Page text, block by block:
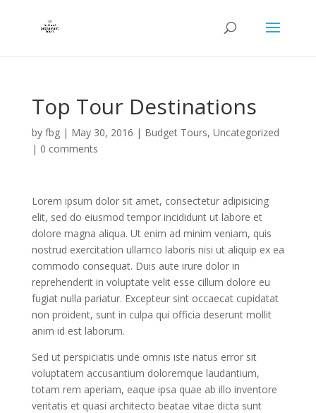
Top Tour Destinations
by fbg| May 30, 2016 | Budget Tours, Uncategorized
| 0 comments
Lorem ipsum dolor sit amet, consectetur adipisicing
elit, sed do eiusmod tempor incididunt ut labore et
dolore magna aliqua. Ut enim ad minim veniam, quis
nostrud exercitation ullamco laboris nisi ut aliquip ex ea
commodo consequat. Duis aute irure dolor in
reprehenderit in voluptate velit esse cillum dolore eu
fugiat nulla pariatur. Excepteur sint occaecat cupidatat
non proident, sunt in culpa qui officia deserunt mollit
anim id est laborum.
Sed ut perspiciatis unde omnis iste natus error sit
voluptatem accusantium doloremque laudantium,
totam rem aperiam, eaque ipsa quae ab illo inventore
veritatis et quasi architecto beatae vitae dicta sunt